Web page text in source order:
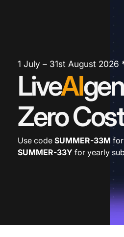
1 July – 31st August 2026
LiveAI
Zero Cost
Use code SUMMER-33M
SUMMER-33Y for yearly